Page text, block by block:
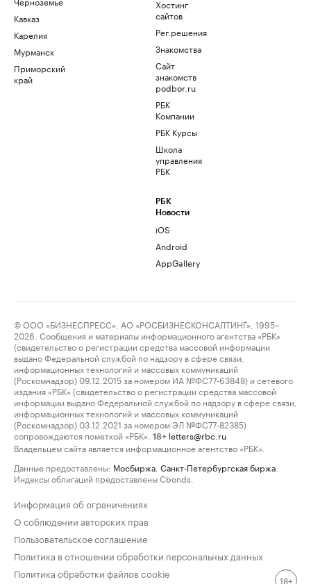
Кавказ
Карелия
Мурманск
Приморский
край
Хостинг
сайтов
Рег.решения
Знакомства
Сайт
знакомств
podbor.ru
РБК
Компании
РБК Курсы
Школа
управления
РБК
РБК
Новости
iOS
Android
AppGallery
© ООО «БИЗНЕСПРЕСС», АО «РОСБИЗНЕСКОНСАЛТИНГ», 1995–
2026. Сообщения и материалы информационного агентства «РБК»
(свидетельство о регистрации средства массовой информации
выдано Федеральной службой по надзору в сфере связи,
информационных технологий и массовых коммуникаций
(Роскомнадзор) 09.12.2015 за номером ИА №ФС77-63848) и сетевого
издания «РБК» (свидетельство о регистрации средства массовой
информации выдано Федеральной службой по надзору в сфере связи,
информационных технологий и массовых коммуникаций
(Роскомнадзор) 03.12.2021 за номером ЭЛ №ФС77-82385)
сопровождаются пометкой «РБК».
18+ letters@rbc.ru
Владельцем сайта является информационное агентство «РБК».
Данные предоставлены: Мосбиржа Санкт-Петербургская биржа
Индексы облигаций предоставлены Cbonds.
Информация об ограничениях
О соблюдении авторских прав
Пользовательское соглашение
Политика в отношении обработки персональных данных
Политика обработки файлов cookie
18+